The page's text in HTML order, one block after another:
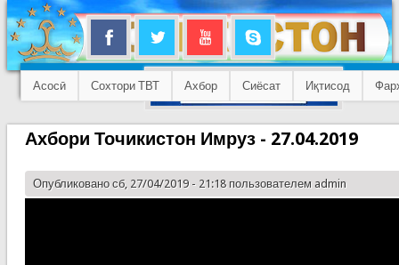
Асосӣ Сохтори ТВТ Ахбор Сиёсат Иқтисод
Ахбори Точикистон Имруз - 27.04.2019
Опубликовано сб, 27/04/2019 - 21:18 пользователем admin